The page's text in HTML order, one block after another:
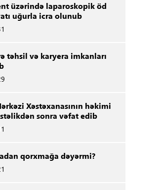
üzərində laparoskopik öd
uğurla icra olunub
təhsil və karyera imkanları
Xəstəxanasının həkimi
sonra vəfat edib
qorxmağa dəyərmi?